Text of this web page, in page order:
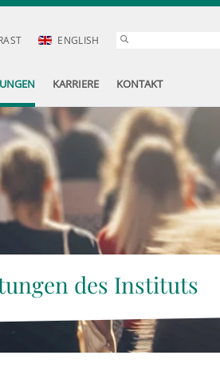
ENGLISH
KARRIERE KONTAKT
des Instituts